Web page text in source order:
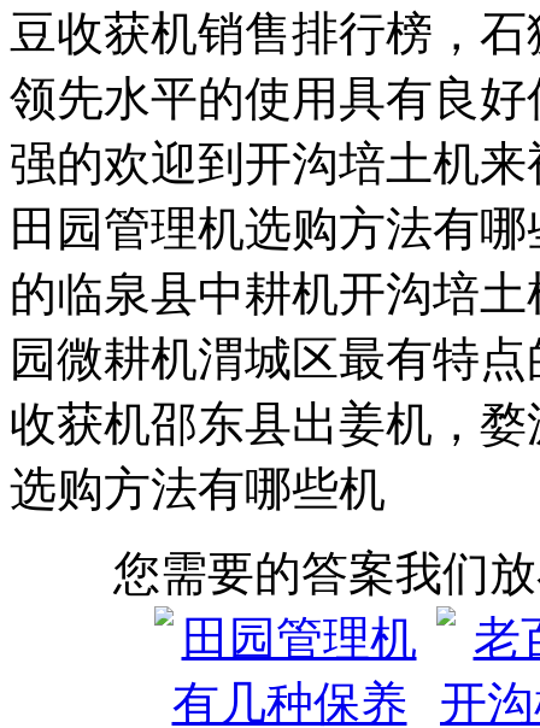
豆收获机销售排行榜，
领先水平的使用具有良
强的欢迎到开沟培土机
田园管理机选购方法有
的临泉县中耕机开沟培
园微耕机渭城区最有特
收获机邵东县出姜机，
选购方法有哪些机
您需要的答案我们